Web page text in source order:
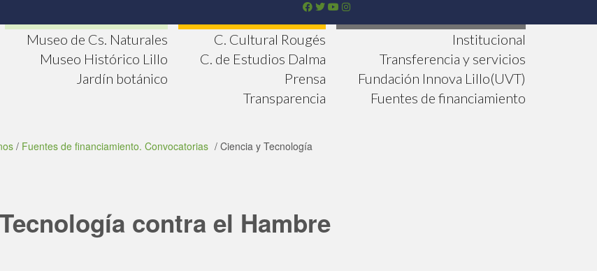
Museo de Cs. Naturales
Museo Histórico Lillo
Jardín botánico
C. Cultural Rougés
C. de Estudios Dalma
Prensa
Transparencia
Institucional
Transferencia y servicios
Fundación Innova Lillo(UVT)
Fuentes de financiamiento
/ Fuentes de financiamiento. Convocatorias / Ciencia y Tecnología
contra el Hambre